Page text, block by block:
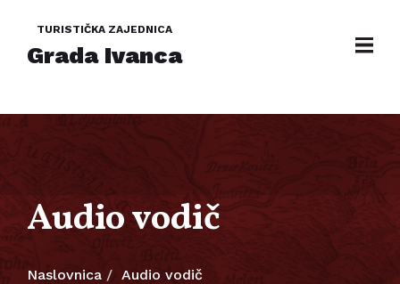
TURISTIČKA ZAJEDNICA
Grada Ivanca
Audio vodič
Naslovnica
Audio vodič